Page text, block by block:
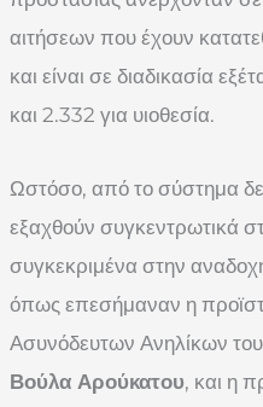
αιτήσεων που έχουν
και είναι σε διαδικασία
και 2.332 για υιοθεσία.
Ωστόσο, από το σύστημα
εξαχθούν συγκεντρωτικά
συγκεκριμένα στην
όπως επεσήμαναν η
Ασυνόδευτων Ανηλίκων
Βούλα Αρούκατου, και η